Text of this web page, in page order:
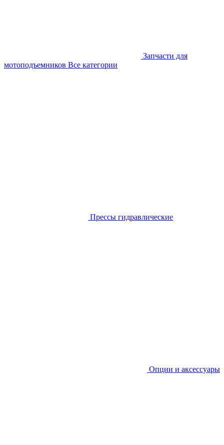
Запчасти для
мотоподъемников Все категории
Прессы гидравлические
Опции и аксессуары